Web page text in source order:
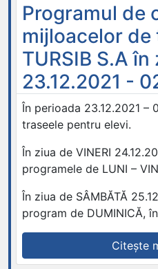
Programul de
mijloacelor
TURSIB S.A
23.12.2021 -
În perioada 23.12.2021 –
traseele pentru elevi.
În ziua de VINERI
programele de LUNI –
În ziua de SÂMBĂTĂ
program de DUMINICĂ,
Citește